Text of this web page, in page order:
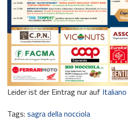
Leider ist der Eintrag nur auf Italiano
Tags: sagra della nocciola